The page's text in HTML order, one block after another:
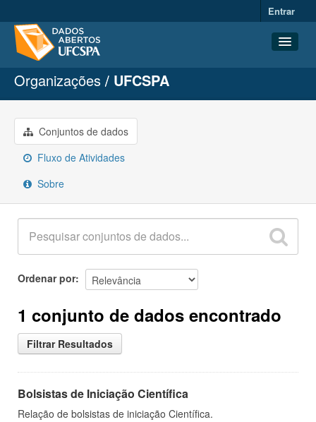
Entrar
Conjuntos de dados
Organizações
Grupos
Sobre
Organizações UFCSPA
Conjuntos de dados
Fluxo de Atividades
Sobre
Ordenar por
1 conjunto de dados encontrado
Filtrar Resultados
Bolsistas de Iniciação Científica
Relação de bolsistas de iniciação Científica.